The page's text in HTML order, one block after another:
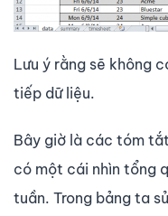
Lưu ý rằng sẽ không
tiếp dữ liệu.
Bây giờ là các tóm
có một cái nhìn tổng
tuần. Trong bảng ta